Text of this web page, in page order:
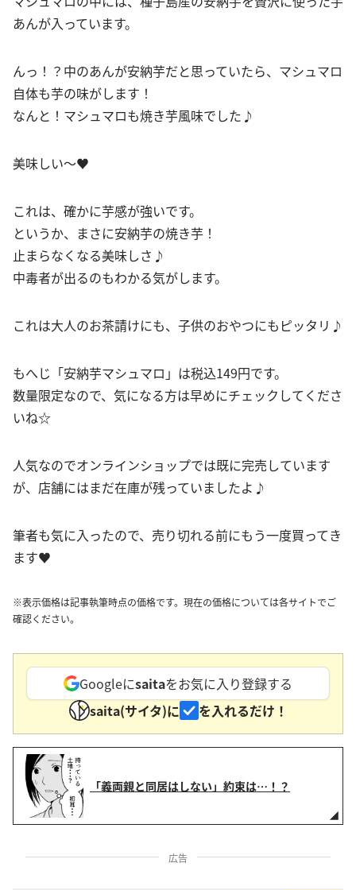
あんが入っています。
んっ！？中のあんが安納芋だと思っていたら、マシュマロ
自体も芋の味がします！
なんと！マシュマロも焼き芋風味でした♪
美味しい～♥
これは、確かに芋感が強いです。
というか、まさに安納芋の焼き芋！
止まらなくなる美味しさ♪
中毒者が出るのもわかる気がします。
これは大人のお茶請けにも、子供のおやつにもピッタリ♪
もへじ「安納芋マシュマロ」は税込149円です。
数量限定なので、気になる方は早めにチェックしてくださ
いね☆
人気なのでオンラインショップでは既に完売しています
が、店舗にはまだ在庫が残っていましたよ♪
筆者も気に入ったので、売り切れる前にもう一度買ってき
ます♥
※表示価格は記事執筆時点の価格です。現在の価格については各サイトでご
確認ください。
Googleにsaitaをお気に入り登録する
saita(サイタ)に
を入れるだけ！
「義両親と同居はしない」約束は…！？
広告